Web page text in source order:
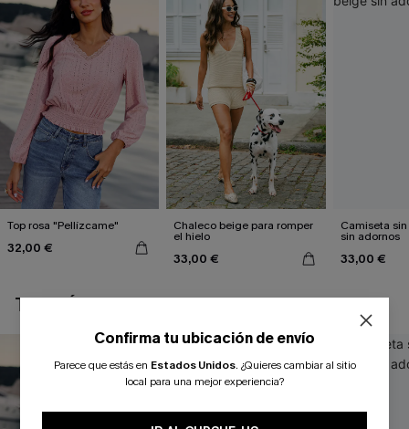
Top rosa "Pellízcame"
32,00 €
Chaleco beige para romper
el hielo
33,00 €
Camiseta
sin adornos
33,00 €
TAMBIÉN TE PUEDE GUSTAR
Confirma tu ubicación de envío
Parece que estás en Estados Unidos. ¿Quieres cambiar al sitio
local para una mejor experiencia?